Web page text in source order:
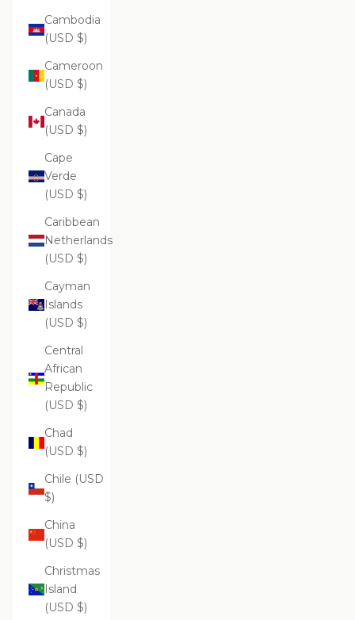
Cambodia
(USD $)
Cameroon
(USD $)
Canada
(USD $)
Cape
Verde
(USD $)
Caribbean
Netherlands
(USD $)
Cayman
Islands
(USD $)
Central
African
Republic
(USD $)
Chad
(USD $)
Chile (USD
$)
China
(USD $)
Christmas
Island
(USD $)